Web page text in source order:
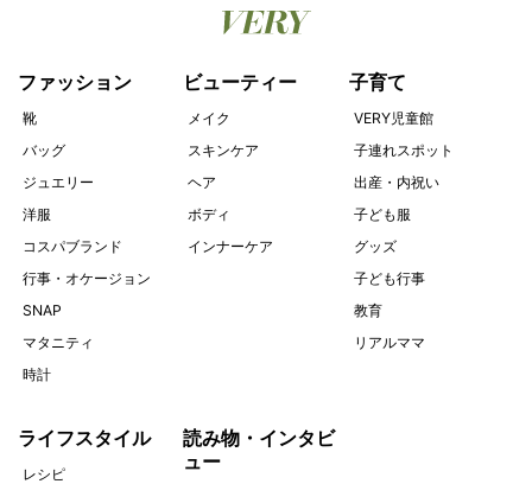
ファッション
靴
バッグ
ジュエリー
洋服
コスパブランド
行事・オケージョン
SNAP
マタニティ
時計
ビューティー
メイク
スキンケア
ヘア
ボディ
インナーケア
子育て
VERY児童館
子連れスポット
出産・内祝い
子ども服
グッズ
子ども行事
教育
リアルママ
ライフスタイル
レシピ
読み物・インタビ
ュー